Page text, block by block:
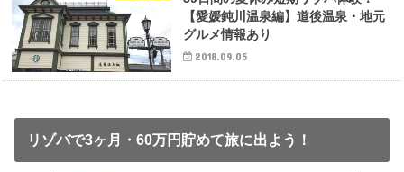
【愛媛鈍川温泉編】道後温泉・地元
グルメ情報あり
2018.09.05
リゾバで3ヶ月・60万円貯めて旅に出よう！